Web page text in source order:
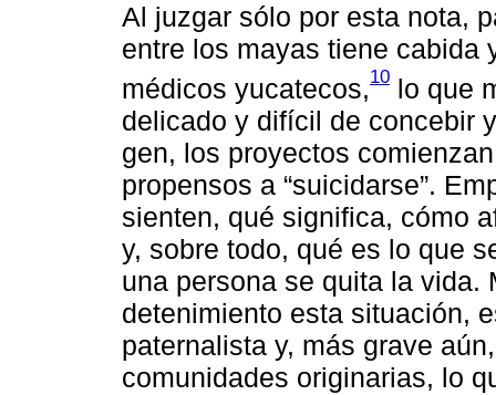
Al juzgar sólo por esta nota,
entre los mayas tiene cabida
médicos yucatecos,10 lo que
delicado y difícil de concebir
gen, los proyectos
propensos a “suicidarse”.
sienten, qué significa, cómo
y, sobre todo, qué es lo que
una persona se quita la vida.
detenimiento esta situación,
paternalista y, más grave
comunidades originarias, lo